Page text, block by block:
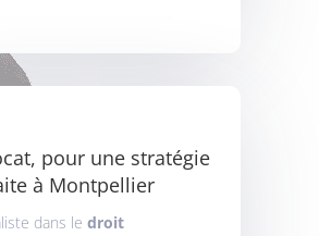
pour une stratégie
à Montpellier
dans le droit